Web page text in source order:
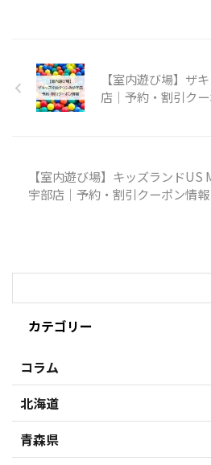
【室内遊び場】ザ
店｜予約・割引ク
【室内遊び場】キッズランドUS
宇部店｜予約・割引クーポン情報
カテゴリー
コラム
北海道
青森県